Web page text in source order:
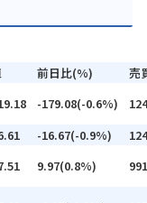
前日比(%)
売
-179.08(-0.6%)
-16.67(-0.9%)
9.97(0.8%)